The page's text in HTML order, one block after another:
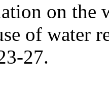
on the
of water
27.